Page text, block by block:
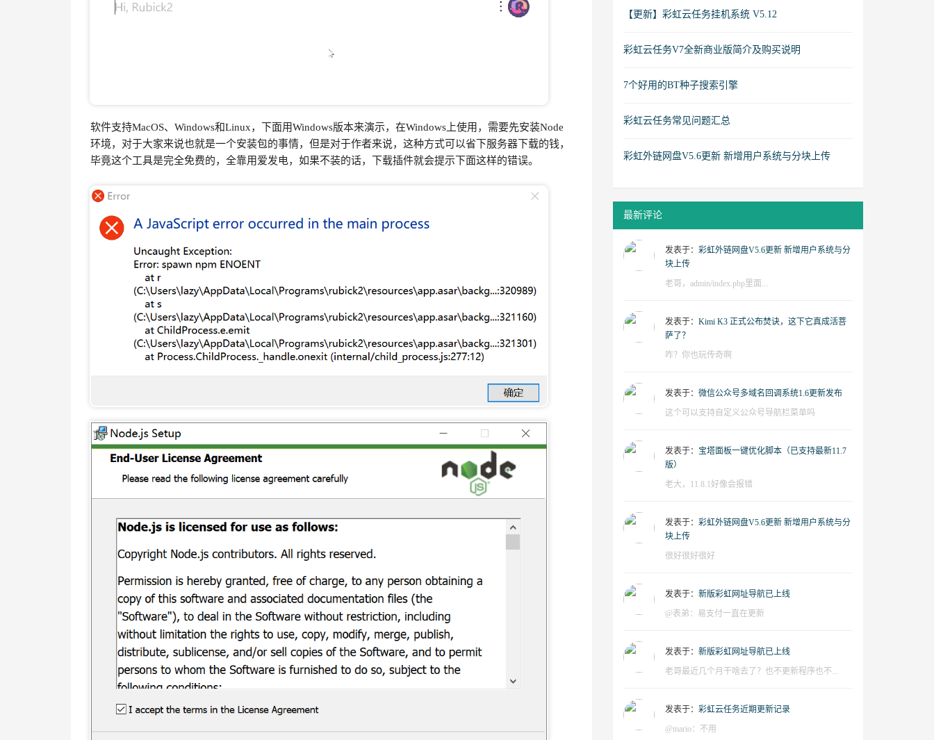
软件支持MacOS、Windows和Linux，下面用Windows版本来演示，在Windows上使用，需要先安装Node
环境，对于大家来说也就是一个安装包的事情，但是对于作者来说，这种方式可以省下服务器下载的钱，
毕竟这个工具是完全免费的，全靠用爱发电，如果不装的话，下载插件就会提示下面这样的错误。
【更新】彩虹云任务挂机系统 V5.12
彩虹云任务V7全新商业版简介及购买说明
7个好用的BT种子搜索引擎
彩虹云任务常见问题汇总
彩虹外链网盘V5.6更新 新增用户系统与分块上传
最新评论
发表于： 彩虹外链网盘V5.6更新 新增用户系统与分
块上传
老哥，admin/index.php里面...
发表于： Kimi K3 正式公布焚诀，这下它真成活菩
萨了？
咋？你也玩传奇啊
发表于： 微信公众号多域名回调系统1.6更新发布
这个可以支持自定义公众号导航栏菜单吗
发表于： 宝塔面板一键优化脚本（已支持最新11.7
版）
老大，11.8.1好像会报错
发表于： 彩虹外链网盘V5.6更新 新增用户系统与分
块上传
很好很好很好
发表于： 新版彩虹网址导航已上线
@表弟：易支付一直在更新
发表于： 新版彩虹网址导航已上线
老哥最近几个月干啥去了？也不更新程序也不...
发表于： 彩虹云任务近期更新记录
@mario：不用